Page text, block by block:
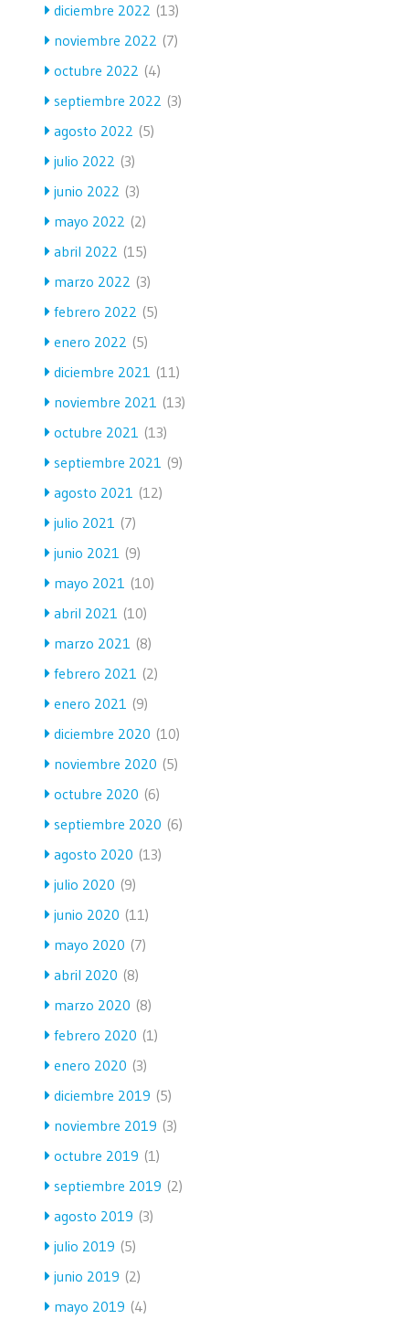
diciembre 2022 (13)
noviembre 2022 (7)
octubre 2022 (4)
septiembre 2022 (3)
agosto 2022 (5)
julio 2022 (3)
junio 2022 (3)
mayo 2022 (2)
abril 2022 (15)
marzo 2022 (3)
febrero 2022 (5)
enero 2022 (5)
diciembre 2021 (11)
noviembre 2021 (13)
octubre 2021 (13)
septiembre 2021 (9)
agosto 2021 (12)
julio 2021 (7)
junio 2021 (9)
mayo 2021 (10)
abril 2021 (10)
marzo 2021 (8)
febrero 2021 (2)
enero 2021 (9)
diciembre 2020 (10)
noviembre 2020 (5)
octubre 2020 (6)
septiembre 2020 (6)
agosto 2020 (13)
julio 2020 (9)
junio 2020 (11)
mayo 2020 (7)
abril 2020 (8)
marzo 2020 (8)
febrero 2020 (1)
enero 2020 (3)
diciembre 2019 (5)
noviembre 2019 (3)
octubre 2019 (1)
septiembre 2019 (2)
agosto 2019 (3)
julio 2019 (5)
junio 2019 (2)
mayo 2019 (4)